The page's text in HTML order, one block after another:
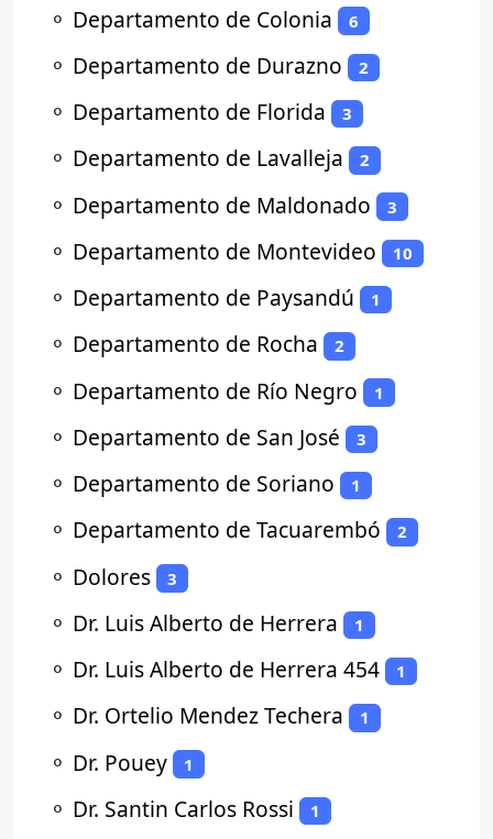
⚬ Departamento de Colonia 6
⚬ Departamento de Durazno 2
⚬ Departamento de Florida 3
⚬ Departamento de Lavalleja 2
⚬ Departamento de Maldonado 3
⚬ Departamento de Montevideo 10
⚬ Departamento de Paysandú 1
⚬ Departamento de Rocha 2
⚬ Departamento de Río Negro 1
⚬ Departamento de San José 3
⚬ Departamento de Soriano 1
⚬ Departamento de Tacuarembó 2
⚬ Dolores 3
⚬ Dr. Luis Alberto de Herrera 1
⚬ Dr. Luis Alberto de Herrera 454 1
⚬ Dr. Ortelio Mendez Techera 1
⚬ Dr. Pouey 1
⚬ Dr. Santin Carlos Rossi 1